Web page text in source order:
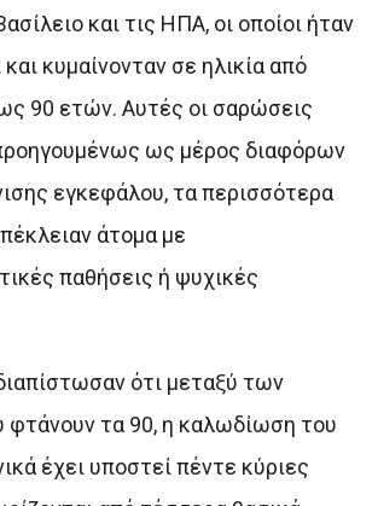
και τις ΗΠΑ, οι οποίοι ήταν
κυμαίνονταν σε ηλικία από
90 ετών. Αυτές οι σαρώσεις
ως μέρος διαφόρων
εγκεφάλου, τα περισσότερα
άτομα με
παθήσεις ή ψυχικές
ότι μεταξύ των
τα 90, η καλωδίωση του
έχει υποστεί πέντε κύριες